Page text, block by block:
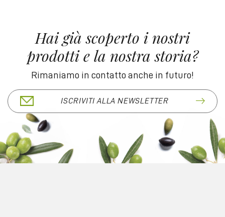
Hai già scoperto i nostri
prodotti e la nostra storia?
Rimaniamo in contatto anche in futuro!
ISCRIVITI ALLA NEWSLETTER